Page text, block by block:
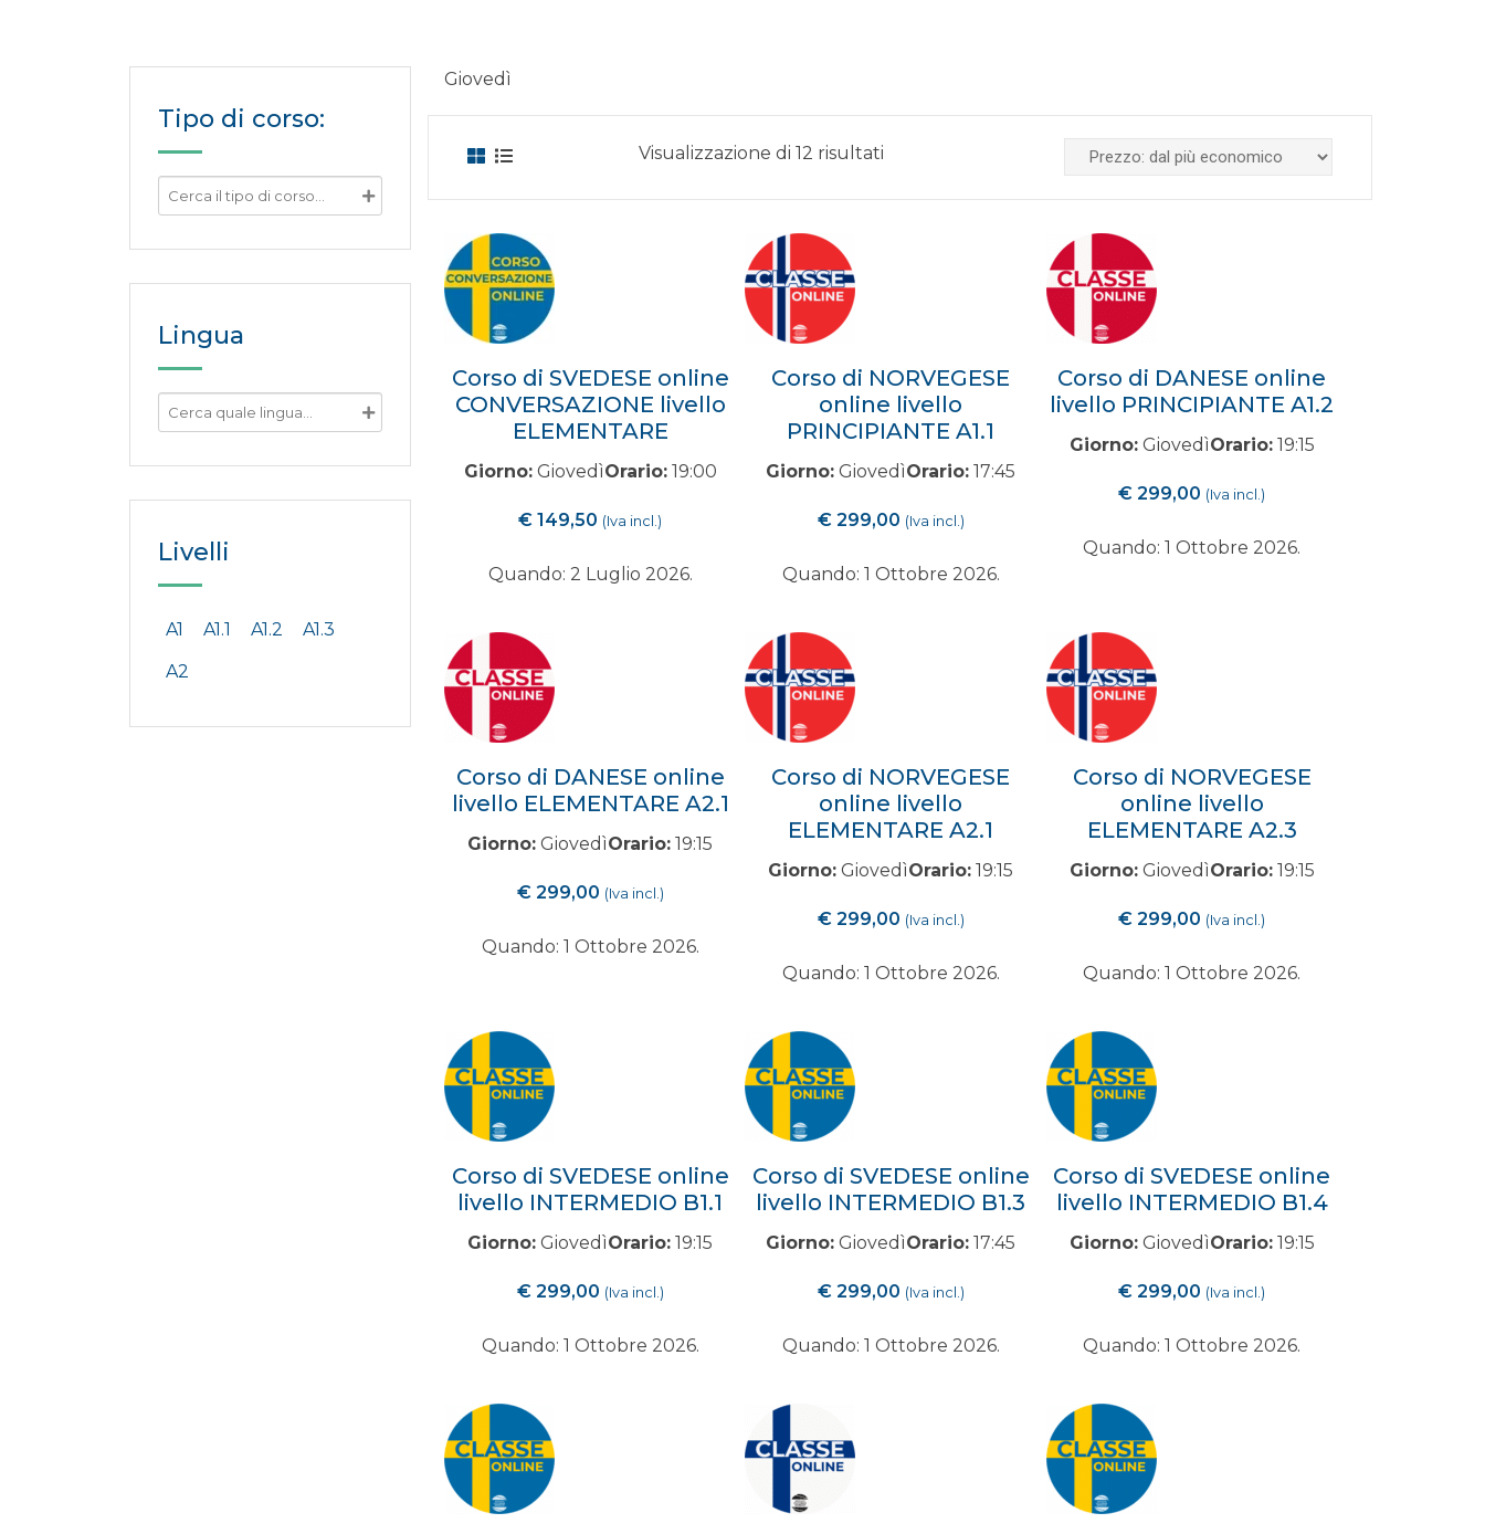
Tipo di corso:
Lingua
Livelli
A1 A1.1 A1.2
A1.3
A2
Giovedì
Visualizzazione di 12 risultatiPrezzo:
Corso di SVEDESE online
CONVERSAZIONE livello
ELEMENTARE
Giorno:GiovedìOrario:19:00
€ 149,50 (Iva incl.)
Quando: 2 Luglio 2026.
Corso di NORVEGESE
online livello
PRINCIPIANTE A1.1
Giorno: GiovedìOrario: 17:45
€299,00 (Iva incl.)
Quando: 1 Ottobre 2026.
Corso di DANESE online
livello PRINCIPIANTE A1.2
Giorno:GiovedìOrario:19:15
€ 299,00 (Iva incl.)
Quando: 1 Ottobre 2026.
Corso di DANESE online
livello ELEMENTARE A2.1
Giorno: GiovedìOrario: 19:15
€299,00 (Iva incl.)
Quando: 1 Ottobre 2026.
Corso di NORVEGESE
online livello
ELEMENTARE A2.1
Giorno: GiovedìOrario: 19:15
€299,00 (Iva incl.)
Quando: 1 Ottobre 2026.
Corso di NORVEGESE
online livello
ELEMENTARE A2.3
Giorno:GiovedìOrario:19:15
€ 299,00 (Iva incl.)
Quando: 1 Ottobre 2026.
Corso di SVEDESE online
livello INTERMEDIO B1.1
Giorno: GiovedìOrario: 19:15
€299,00 (Iva incl.)
Quando: 1 Ottobre 2026.
Corso di SVEDESE online
livello INTERMEDIO B1.3
Giorno: GiovedìOrario: 17:45
€299,00 (Iva incl.)
Quando: 1 Ottobre 2026.
Corso di SVEDESE online
livello INTERMEDIO B1.4
Giorno:GiovedìOrario:19:15
€ 299,00 (Iva incl.)
Quando: 1 Ottobre 2026.